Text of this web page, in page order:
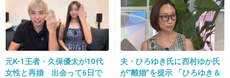
面白かったら毎回見る
出典：contents.oricon.co.jp
+106 -10
元K-1王者・久保優太が10代
女性と再婚 出会って6日で
夫・ひろゆき氏に西村ゆか氏
が“離婚”を提示 「ひろゆき＆